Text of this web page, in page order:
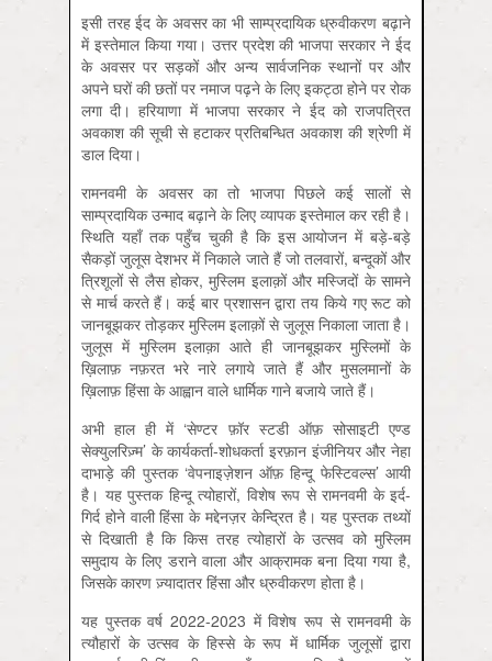
इसी तरह ईद के अवसर का भी साम्प्रदायिक ध्रुवीकरण बढ़ाने
में इस्तेमाल किया गया। उत्तर प्रदेश की भाजपा सरकार ने ईद
के अवसर पर सड़कों और अन्य सार्वजनिक स्थानों पर और
अपने घरों की छतों पर नमाज पढ़ने के लिए इकट्ठा होने पर रोक
लगा दी। हरियाणा में भाजपा सरकार ने ईद को राजपत्रित
अवकाश की सूची से हटाकर प्रतिबन्धित अवकाश की श्रेणी में
डाल दिया।
रामनवमी के अवसर का तो भाजपा पिछले कई सालों से
साम्प्रदायिक उन्माद बढ़ाने के लिए व्यापक इस्तेमाल कर रही है।
स्थिति यहाँ तक पहुँच चुकी है कि इस आयोजन में बड़े-बड़े
सैकड़ों जुलूस देशभर में निकाले जाते हैं जो तलवारों, बन्दूकों और
त्रिशूलों से लैस होकर, मुस्लिम इलाक़ों और मस्जिदों के सामने
से मार्च करते हैं। कई बार प्रशासन द्वारा तय किये गए रूट को
जानबूझकर तोड़कर मुस्लिम इलाक़ों से जुलूस निकाला जाता है।
जुलूस में मुस्लिम इलाक़ा आते ही जानबूझकर मुस्लिमों के
ख़िलाफ़ नफ़रत भरे नारे लगाये जाते हैं और मुसलमानों के
ख़िलाफ़ हिंसा के आह्वान वाले धार्मिक गाने बजाये जाते हैं।
अभी हाल ही में ‘सेण्टर फ़ॉर स्टडी ऑफ़ सोसाइटी एण्ड
सेक्युलरिज़्म’ के कार्यकर्ता-शोधकर्ता इरफ़ान इंजीनियर और नेहा
दाभाड़े की पुस्तक ‘वेपनाइज़ेशन ऑफ़ हिन्दू फेस्टिवल्स’ आयी
है। यह पुस्तक हिन्दू त्योहारों, विशेष रूप से रामनवमी के इर्द-
गिर्द होने वाली हिंसा के मद्देनज़र केन्द्रित है। यह पुस्तक तथ्यों
से दिखाती है कि किस तरह त्योहारों के उत्सव को मुस्लिम
समुदाय के लिए डराने वाला और आक्रामक बना दिया गया है,
जिसके कारण ज़्यादातर हिंसा और ध्रुवीकरण होता है।
यह पुस्तक वर्ष 2022-2023 में विशेष रूप से रामनवमी के
त्यौहारों के उत्सव के हिस्से के रूप में धार्मिक जुलूसों द्वारा